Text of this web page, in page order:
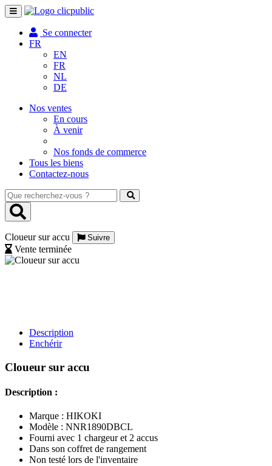
Toggle
navigation
Se connecter
FR
EN
FR
NL
DE
Nos ventes
En cours
À venir
Nos fonds de commerce
Tous les biens
Contactez-nous
Que
recherchez-
vous
Cloueur sur accu
Suivre
Vente terminée
Description
Enchérir
Cloueur sur accu
Description :
Marque : HIKOKI
Modèle : NNR1890DBCL
Fourni avec 1 chargeur et 2 accus
Dans son coffret de rangement
Non testé lors de l'inventaire